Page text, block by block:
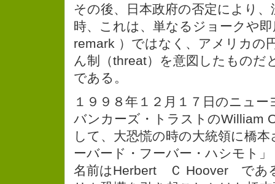
その後、日本政府の否定により
時、これは、単なるジョークや
remark ）ではなく、アメリカの
ん制（threat）を意図したものだ
である。
１９９８年１２月１７日のニュ
バンカーズ・トラストのWilliam
して、大恐慌の時の大統領に橋
ーバード・フーバー・ハシモト
名前はHerbert Ｃ Hoover であ